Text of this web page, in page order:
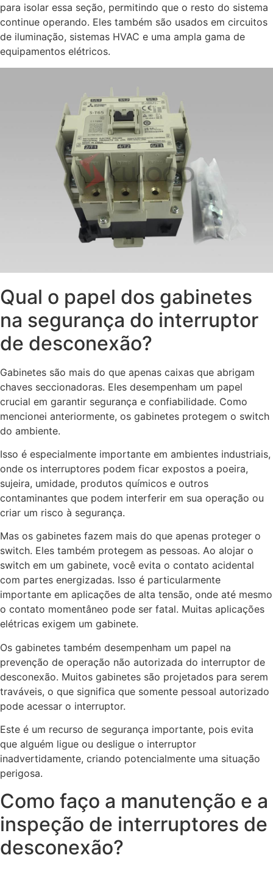
para isolar essa seção, permitindo que o resto do sistema
continue operando. Eles também são usados em circuitos
de iluminação, sistemas HVAC e uma ampla gama de
equipamentos elétricos.
Qual o papel dos gabinetes
na segurança do interruptor
de desconexão?
Gabinetes são mais do que apenas caixas que abrigam
chaves seccionadoras. Eles desempenham um papel
crucial em garantir segurança e confiabilidade. Como
mencionei anteriormente, os gabinetes protegem o switch
do ambiente.
Isso é especialmente importante em ambientes industriais,
onde os interruptores podem ficar expostos a poeira,
sujeira, umidade, produtos químicos e outros
contaminantes que podem interferir em sua operação ou
criar um risco à segurança.
Mas os gabinetes fazem mais do que apenas proteger o
switch. Eles também protegem as pessoas. Ao alojar o
switch em um gabinete, você evita o contato acidental
com partes energizadas. Isso é particularmente
importante em aplicações de alta tensão, onde até mesmo
o contato momentâneo pode ser fatal. Muitas aplicações
elétricas exigem um gabinete.
Os gabinetes também desempenham um papel na
prevenção de operação não autorizada do interruptor de
desconexão. Muitos gabinetes são projetados para serem
traváveis, o que significa que somente pessoal autorizado
pode acessar o interruptor.
Este é um recurso de segurança importante, pois evita
que alguém ligue ou desligue o interruptor
inadvertidamente, criando potencialmente uma situação
perigosa.
Como faço a manutenção e a
inspeção de interruptores de
desconexão?